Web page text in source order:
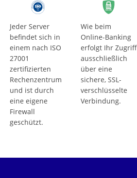
Jeder Server
befindet sich in
einem nach ISO
27001
zertifizierten
Rechenzentrum
und ist durch
eine eigene
Firewall
geschützt.
Wie beim
Online-Banking
erfolgt Ihr Zugriff
ausschließlich
über eine
sichere, SSL-
verschlüsselte
Verbindung.